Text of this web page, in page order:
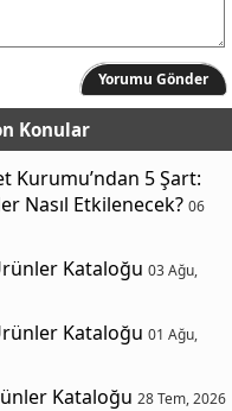
Yorumu Gönder
Konular
Kurumu’ndan 5 Şart:
Nasıl Etkilenecek? 06
Kataloğu 03 Ağu,
Kataloğu 01 Ağu,
Kataloğu 28 Tem, 2026